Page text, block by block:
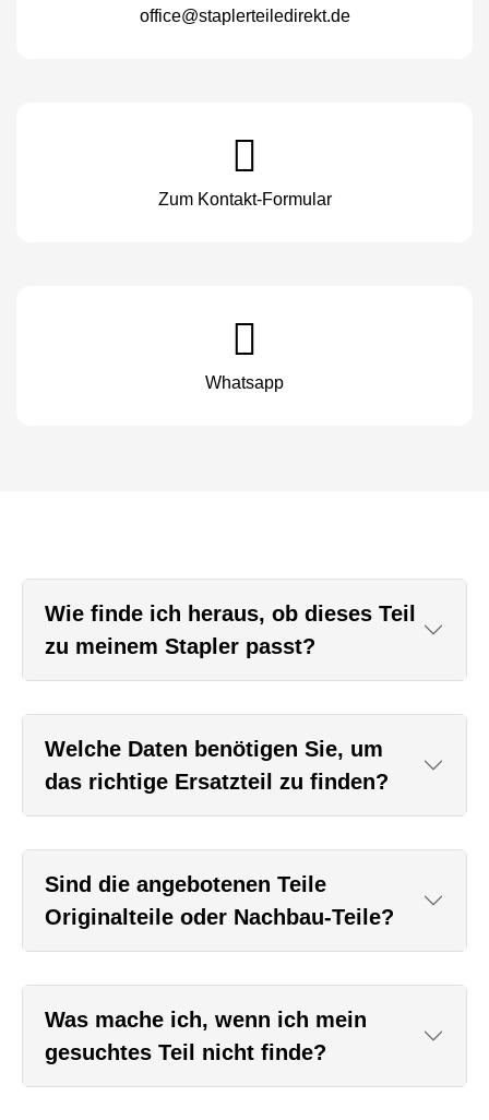
office@staplerteiledirekt.de
Zum Kontakt-Formular
Whatsapp
Wie finde ich heraus, ob dieses Teil
zu meinem Stapler passt?
Welche Daten benötigen Sie, um
das richtige Ersatzteil zu finden?
Sind die angebotenen Teile
Originalteile oder Nachbau-Teile?
Was mache ich, wenn ich mein
gesuchtes Teil nicht finde?